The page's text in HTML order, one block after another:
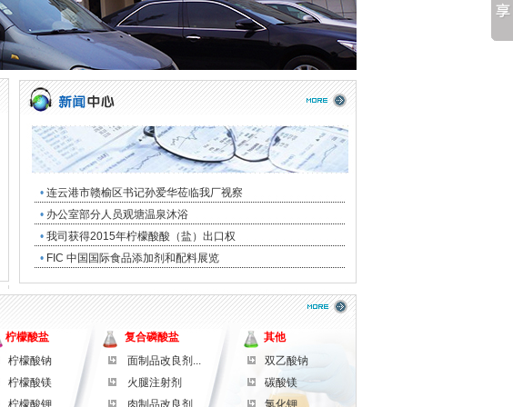
• 连云港市赣榆区书记孙爱华莅临我厂视察
• 办公室部分人员观塘温泉沐浴
• 我司获得2015年柠檬酸酸（盐）出口权
• FIC 中国国际食品添加剂和配料展览
柠檬酸盐 复合磷酸盐
其他
柠檬酸钠
柠檬酸镁
柠檬酸钾
面制品改良剂...
火腿注射剂
肉制品改良剂...
双乙酸钠
碳酸镁
氯化钾